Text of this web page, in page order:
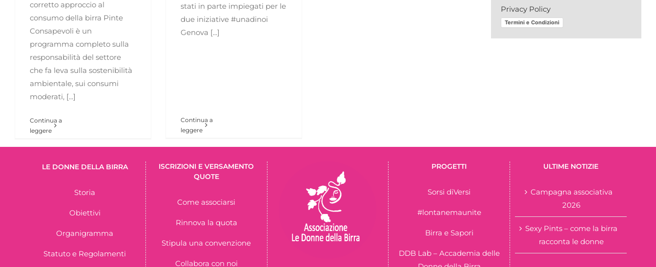
corretto approccio al
consumo della birra Pinte
Consapevoli è un
programma completo sulla
responsabilità del settore
che fa leva sulla sostenibilità
ambientale, sui consumi
moderati, [...]
Continua a
leggere
stati in parte impiegati per le
due iniziative #unadinoi
Genova [...]
Continua a
leggere
Privacy Policy
Termini e Condizioni
LE DONNE DELLA BIRRA
Storia
Obiettivi
Organigramma
Statuto e Regolamenti
ISCRIZIONI E VERSAMENTO
QUOTE
Come associarsi
Rinnova la quota
Stipula una convenzione
Collabora con noi
PROGETTI
Sorsi diVersi
#lontanemaunite
Birra e Sapori
DDB Lab – Accademia delle
ULTIME NOTIZIE
Campagna associativa
2026
Sexy Pints – come la birra
racconta le donne